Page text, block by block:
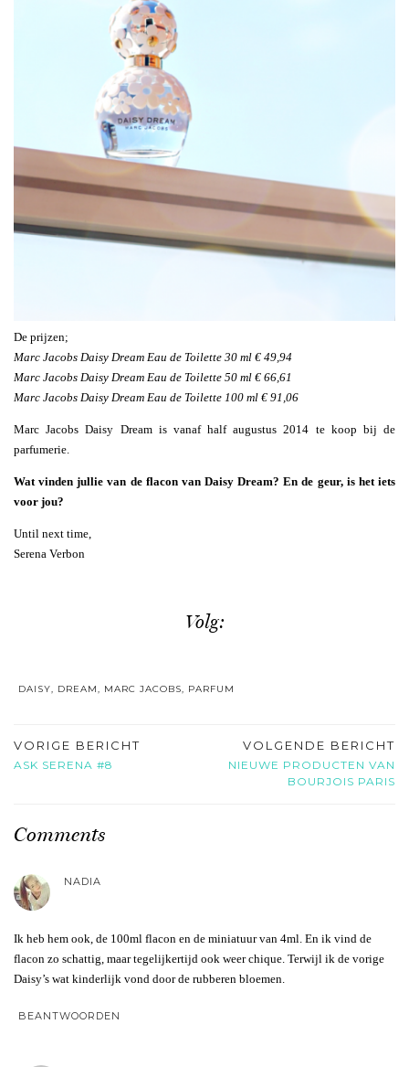
De prijzen;
Marc Jacobs Daisy Dream Eau de Toilette 30 ml € 49,94
Marc Jacobs Daisy Dream Eau de Toilette 50 ml € 66,61
Marc Jacobs Daisy Dream Eau de Toilette 100 ml € 91,06
Marc Jacobs Daisy Dream is vanaf half augustus 2014 te koop bij de
parfumerie.
Wat vinden jullie van de flacon van Daisy Dream? En de geur, is het iets
voor jou?
Until next time,
Serena Verbon
Volg:
DAISY, DREAM, MARC JACOBS, PARFUM
VORIGE BERICHT
ASK SERENA #8
VOLGENDE BERICHT
NIEUWE PRODUCTEN VAN
BOURJOIS PARIS
Comments
NADIA
Ik heb hem ook, de 100ml flacon en de miniatuur van 4ml. En ik vind de
flacon zo schattig, maar tegelijkertijd ook weer chique. Terwijl ik de vorige
Daisy’s wat kinderlijk vond door de rubberen bloemen.
BEANTWOORDEN